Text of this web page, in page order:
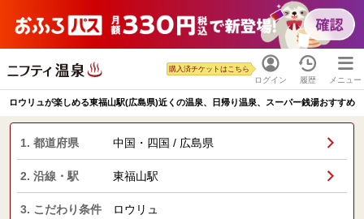
ログイン
購入済チケットはこちら
履歴 メニュー
ロウリュが楽しめる東福山駅(広島県)近くの温泉、日帰り温泉、スーパー銭湯おすすめ
1. 都道府県 中国・四国 / 広島県
2. 沿線・駅 東福山駅
3. こだわり条件 ロウリュ